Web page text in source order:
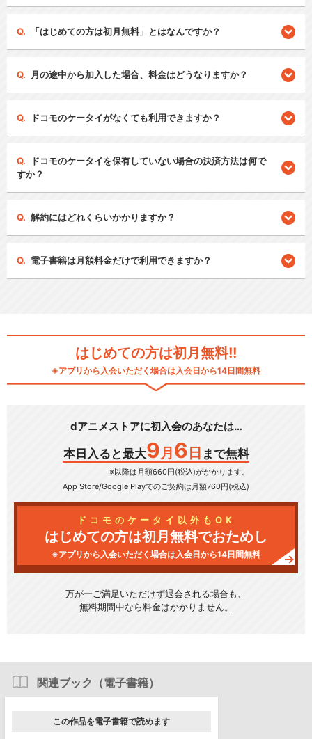
「はじめての方は初月無料」とはなんですか？
月の途中から加入した場合、料金はどうなりますか？
ドコモのケータイがなくても利用できますか？
ドコモのケータイを保有していない場合の決済方法は何で
すか？
解約にはどれくらいかかりますか？
電子書籍は月額料金だけで利用できますか？
はじめての方は初月無料!!
※アプリから入会いただく場合は入会日から14日間無料
dアニメストアに初入会のあなたは…
本日入ると最大9 月 6 日 まで無料
※以降は月額660円(税込)がかかります。
App Store/Google Playでのご契約は月額760円(税込)
ドコモのケータイ以外もOK
はじめての方は初月無料でおためし
※アプリから入会いただく場合は入会日から14日間無料
万が一ご満足いただけず退会される場合も、
無料期間中なら料金はかかりません。
関連ブック（電子書籍）
この作品を電子書籍で読めます